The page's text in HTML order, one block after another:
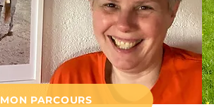
MON PARCOURS